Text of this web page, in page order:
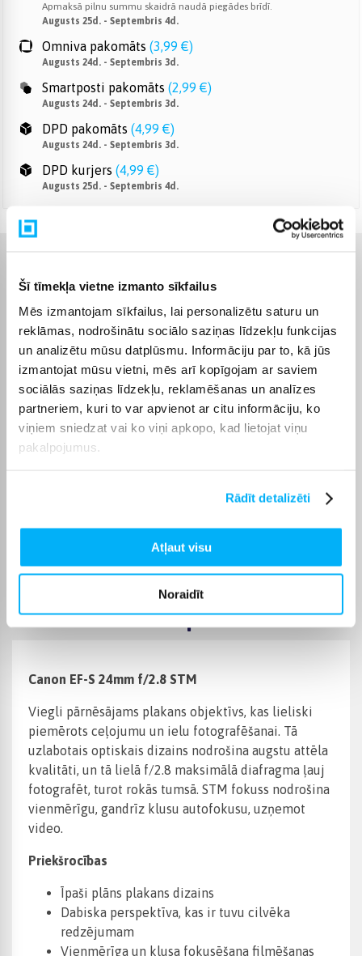
Šī tīmekļa vietne izmanto sīkfailus
Mēs izmantojam sīkfailus, lai personalizētu saturu un
reklāmas, nodrošinātu sociālo saziņas līdzekļu funkcijas
un analizētu mūsu datplūsmu. Informāciju par to, kā jūs
izmantojat mūsu vietni, mēs arī kopīgojam ar saviem
sociālās saziņas līdzekļu, reklamēšanas un analīzes
partneriem, kuri to var apvienot ar citu informāciju, ko
viņiem sniedzat vai ko viņi apkopo, kad lietojat viņu
pakalpojumus.
Rādīt detalizēti
Atļaut visu
Noraidīt
Apmaksā pilnu summu skaidrā naudā piegādes brīdī.
Augusts 25d. - Septembris 4d.
Omniva pakomāts (3,99 €)
Augusts 24d. - Septembris 3d.
Smartposti pakomāts (2,99 €)
Augusts 24d. - Septembris 3d.
DPD pakomāts (4,99 €)
Augusts 24d. - Septembris 3d.
DPD kurjers (4,99 €)
Augusts 25d. - Septembris 4d.
Ražotājs Canon
Fokusa attālums 24 mm
Produkta kategorija Foto objektīvi
Preces apraksts
Canon EF-S 24mm f/2.8 STM
Viegli pārnēsājams plakans objektīvs, kas lieliski
piemērots ceļojumu un ielu fotografēšanai. Tā
uzlabotais optiskais dizains nodrošina augstu attēla
kvalitāti, un tā lielā f/2.8 maksimālā diafragma ļauj
fotografēt, turot rokās tumsā. STM fokuss nodrošina
vienmērīgu, gandrīz klusu autofokusu, uzņemot
video.
Priekšrocības
Īpaši plāns plakans dizains
Dabiska perspektīva, kas ir tuvu cilvēka
redzējumam
Vienmērīga un klusa fokusēšana filmēšanas